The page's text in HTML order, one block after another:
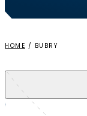
HOME / BUBRY